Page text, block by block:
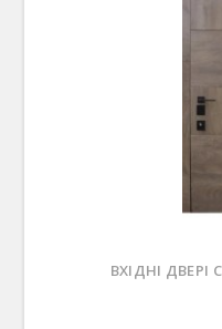
ВХІДНІ ДВЕРІ